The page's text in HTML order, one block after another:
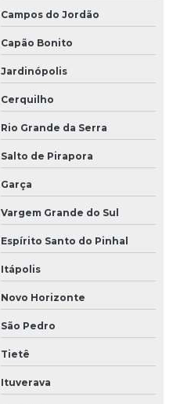
Campos do Jordão
Capão Bonito
Jardinópolis
Cerquilho
Rio Grande da Serra
Salto de Pirapora
Garça
Vargem Grande do Sul
Espírito Santo do Pinhal
Itápolis
Novo Horizonte
São Pedro
Tietê
Ituverava